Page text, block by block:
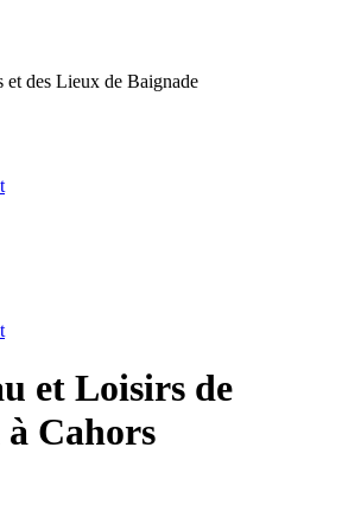
et des Lieux de Baignade
et Loisirs de
Cahors